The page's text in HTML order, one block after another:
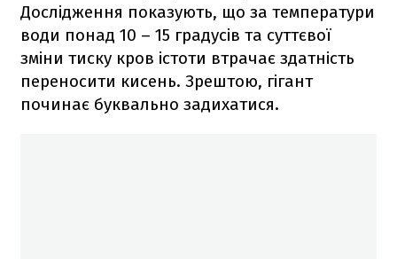
Дослідження показують, що за температури
води понад 10 – 15 градусів та суттєвої
зміни тиску кров істоти втрачає здатність
переносити кисень. Зрештою, гігант
починає буквально задихатися.